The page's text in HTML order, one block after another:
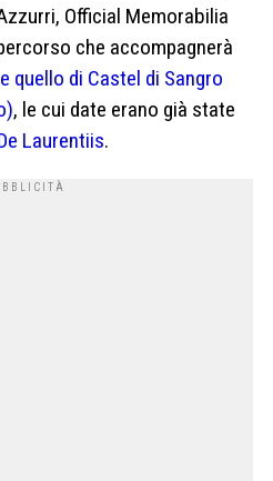
Official Memorabilia
che accompagnerà
quello di Castel di Sangro
, le cui date erano già state
Laurentiis.